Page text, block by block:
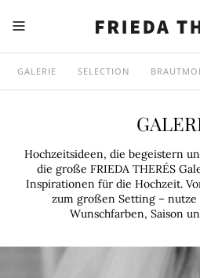
GALERIE SELECTION
Hochzeitsideen, die begeistern
die große FRIEDA THERÉS
Inspirationen für die Hochzeit.
zum großen Setting –
Wunschfarben, Saison